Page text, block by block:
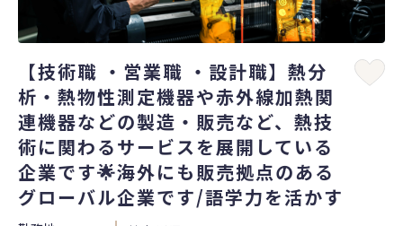
【技術職 ・営業職 ・設計職】熱分
析・熱物性測定機器や赤外線加熱関
連機器などの製造・販売など、熱技
術に関わるサービスを展開している
企業です🌟海外にも販売拠点のある
グローバル企業です/語学力を活かす